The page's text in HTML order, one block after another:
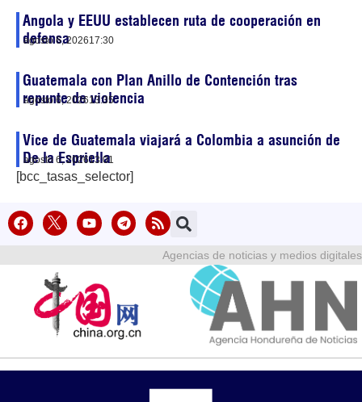
Angola y EEUU establecen ruta de cooperación en
defensa
agosto 6, 202617:30
Guatemala con Plan Anillo de Contención tras
repunte de violencia
agosto 6, 202613:35
Vice de Guatemala viajará a Colombia a asunción de
De la Espriella
agosto 6, 202613:01
[bcc_tasas_selector]
Agencias de noticias y medios digitales